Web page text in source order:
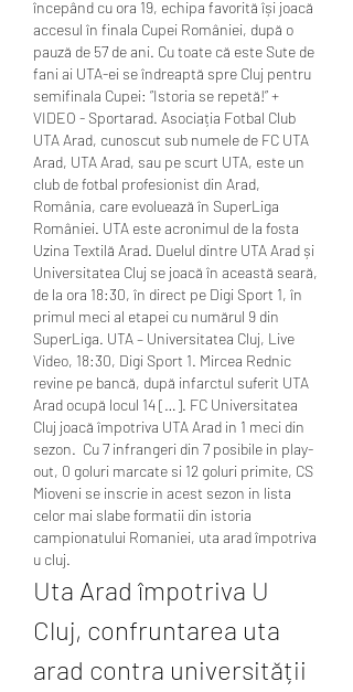
începând cu ora 19, echipa favorită își joacă
accesul în finala Cupei României, după o
pauză de 57 de ani. Cu toate că este Sute de
fani ai UTA-ei se îndreaptă spre Cluj pentru
semifinala Cupei: ”Istoria se repetă!” +
VIDEO - Sportarad. Asociația Fotbal Club
UTA Arad, cunoscut sub numele de FC UTA
Arad, UTA Arad, sau pe scurt UTA, este un
club de fotbal profesionist din Arad,
România, care evoluează în SuperLiga
României. UTA este acronimul de la fosta
Uzina Textilă Arad. Duelul dintre UTA Arad și
Universitatea Cluj se joacă în această seară,
de la ora 18:30, în direct pe Digi Sport 1, în
primul meci al etapei cu numărul 9 din
SuperLiga. UTA – Universitatea Cluj, Live
Video, 18:30, Digi Sport 1. Mircea Rednic
revine pe bancă, după infarctul suferit UTA
Arad ocupă locul 14 […]. FC Universitatea
Cluj joacă împotriva UTA Arad in 1 meci din
sezon.  Cu 7 infrangeri din 7 posibile in play-
out, 0 goluri marcate si 12 goluri primite, CS
Mioveni se inscrie in acest sezon in lista
celor mai slabe formatii din istoria
campionatului Romaniei, uta arad împotriva
u cluj.
Uta Arad împotriva U
Cluj, confruntarea uta
arad contra universității